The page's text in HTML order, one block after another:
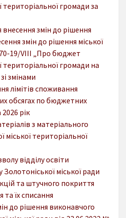
територіальної громади за
змін до рішення
змін до рішення міської
19/VIІI „Про бюджет
територіальної громади на
змінами
лімітів споживання
обсягах по бюджетних
рік
з матеріального
міської територіальної
відділу освіти
міської ради
та штучного покриття
та їх списання
до рішення виконавчого